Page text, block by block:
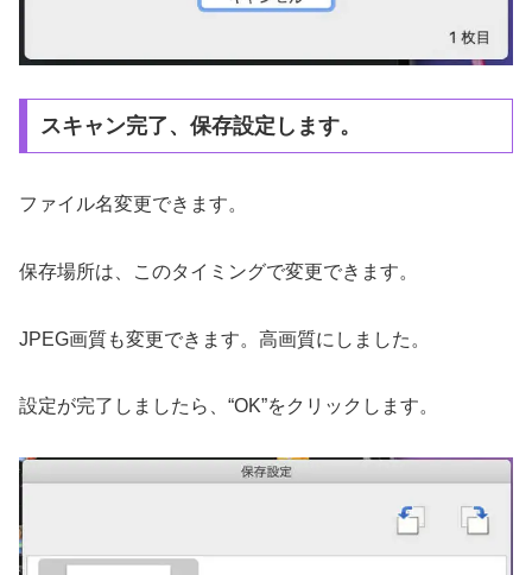
スキャン完了、保存設定します。
ファイル名変更できます。
保存場所は、このタイミングで変更できます。
JPEG画質も変更できます。高画質にしました。
設定が完了しましたら、“OK”をクリックします。